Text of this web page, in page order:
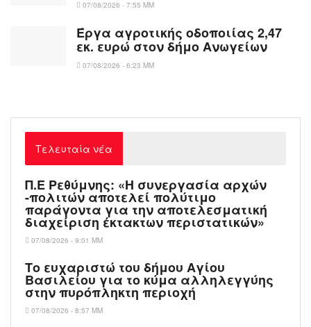
07/08/2026 - 7:55 ΜΜ
Έργα αγροτικής οδοποιίας 2,47
εκ. ευρώ στον δήμο Ανωγείων
07/08/2026 - 6:23 ΜΜ
Τελευταία νέα
Π.Ε Ρεθύμνης: «Η συνεργασία αρχών
-πολιτών αποτελεί πολύτιμο
παράγοντα για την αποτελεσματική
διαχείριση έκτακτων περιστατικών»
07/08/2026 - 9:01 ΜΜ
Το ευχαριστώ του δήμου Αγίου
Βασιλείου για το κύμα αλληλεγγύης
στην πυρόπληκτη περιοχή
07/08/2026 - 8:57 ΜΜ